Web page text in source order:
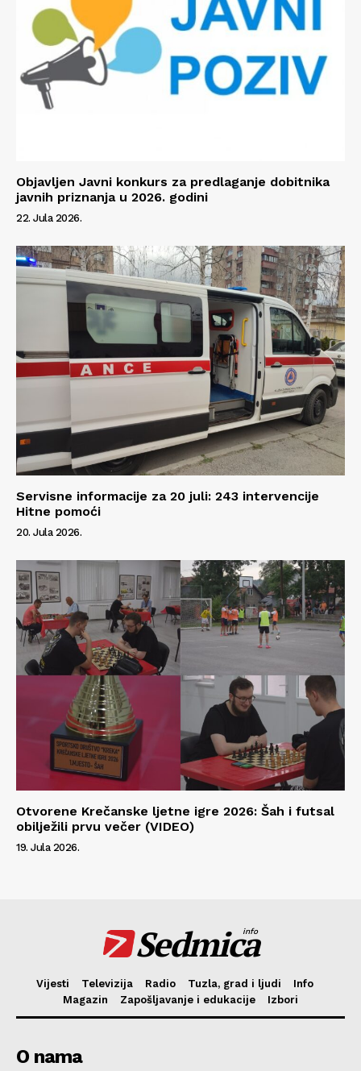
Info
Impressum
Objavljen Javni konkurs za predlaganje dobitnika
javnih priznanja u 2026. godini
22. Jula 2026.
Servisne informacije za 20 juli: 243 intervencije
Hitne pomoći
20. Jula 2026.
Otvorene Krečanske ljetne igre 2026: Šah i futsal
obilježili prvu večer (VIDEO)
19. Jula 2026.
Sedmica
info
Vijesti Televizija Radio Tuzla, grad i ljudi
Info
Magazin
Zapošljavanje i edukacije Izbori
O nama